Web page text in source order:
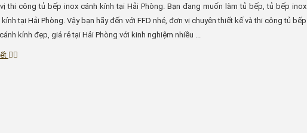
thi công tủ bếp inox cánh kính tại Hải Phòng. Bạn đang muốn làm tủ bếp, tủ bếp inox
kính tại Hải Phòng. Vậy bạn hãy đến với FFD nhé, đơn vị chuyên thiết kế và thi công tủ bếp
kính đẹp, giá rẻ tại Hải Phòng với kinh nghiệm nhiều ...